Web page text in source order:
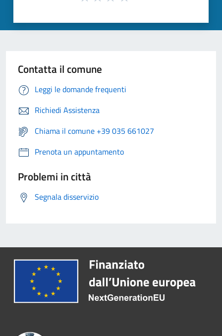
Contatta il comune
Leggi le domande frequenti
Richiedi Assistenza
Chiama il comune +39 035 661027
Prenota un appuntamento
Problemi in città
Segnala disservizio